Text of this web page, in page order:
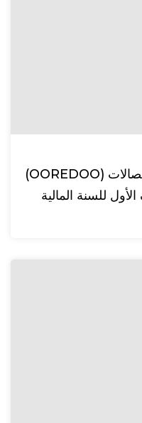
موبايل الوطنية الفلسطينية للاتصالات (OOREDOO)
للسنة المالية